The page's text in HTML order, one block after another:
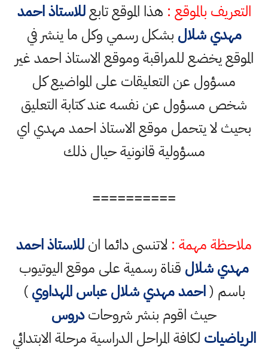
التعريف بالموقع : هذا الموقع تابعللاستاذ احمد
مهدي شلال بشكل رسمي وكل ما ينشر في
الموقع يخضع للمراقبة وموقع الاستاذ احمد غير
مسؤول عن التعليقات على المواضيع كل
شخص مسؤول عن نفسه عند كتابة التعليق
بحيث لا يتحمل موقع الاستاذ احمد مهدي اي
مسؤولية قانونية حيال ذلك
==========
ملاحظة مهمة : لاتنسى دائما انللاستاذ احمد
مهدي شلال قناة رسمية على موقع اليوتيوب
باسم (احمد مهدي شلال عباس المهداوي)
حيث اقوم بنشر شروحاتدروس
الرياضيات لكافة المراحل الدراسية مرحلة الابتدائي